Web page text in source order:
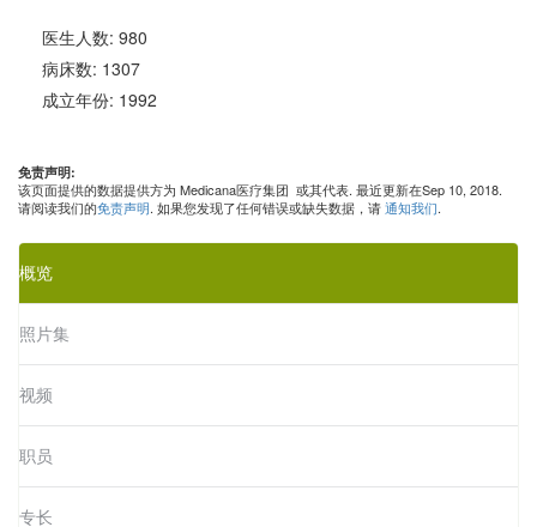
医生人数: 980
病床数: 1307
成立年份: 1992
免责声明:
该页面提供的数据提供方为 Medicana医疗集团 或其代表. 最近更新在Sep 10, 2018.
请阅读我们的免责声明. 如果您发现了任何错误或缺失数据，请通知我们.
概览
照片集
视频
职员
专长